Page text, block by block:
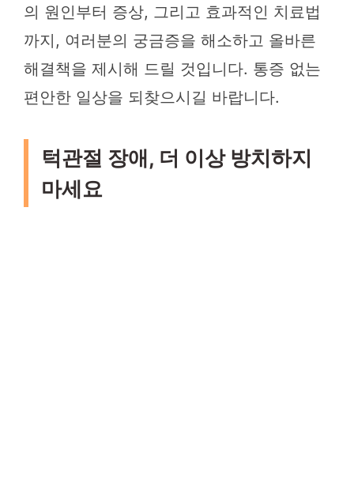
의 원인부터 증상, 그리고 효과적인 치료법
까지, 여러분의 궁금증을 해소하고 올바른
해결책을 제시해 드릴 것입니다. 통증 없는
편안한 일상을 되찾으시길 바랍니다.
턱관절 장애, 더 이상 방치하지
마세요